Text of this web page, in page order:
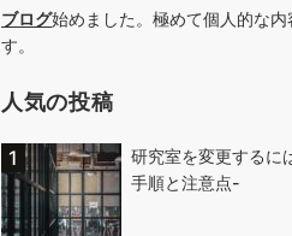
ブログ始めました。極めて個人的な内
す。
人気の投稿
研究室を変更するに
手順と注意点-